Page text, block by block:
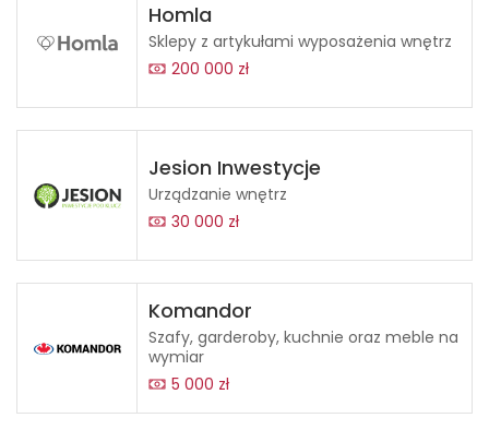
Homla
Sklepy z artykułami wyposażenia wnętrz
200 000 zł
Jesion Inwestycje
Urządzanie wnętrz
30 000 zł
Komandor
Szafy, garderoby, kuchnie oraz meble na
wymiar
5 000 zł